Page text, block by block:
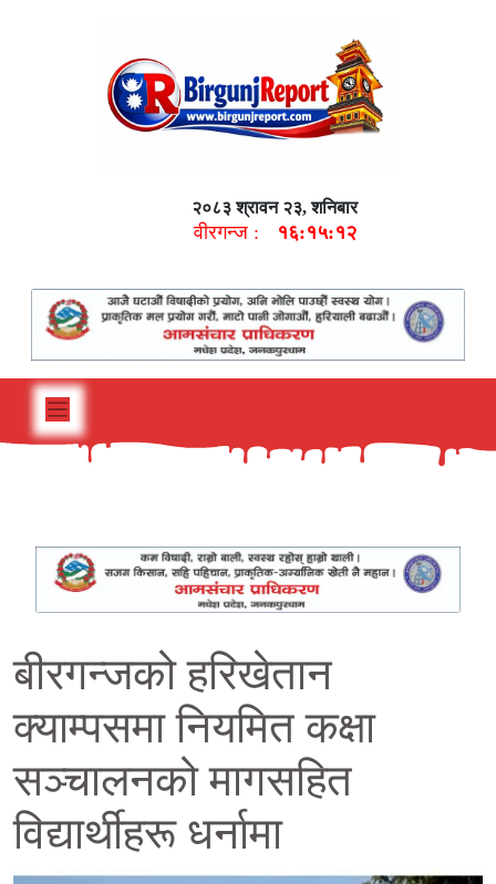
२०८३ श्रावन २३, शनिबार
वीरगन्ज : १६:१५:१३
बीरगन्जको हरिखेतान
क्याम्पसमा नियमित कक्षा
सञ्चालनको मागसहित
विद्यार्थीहरू धर्नामा